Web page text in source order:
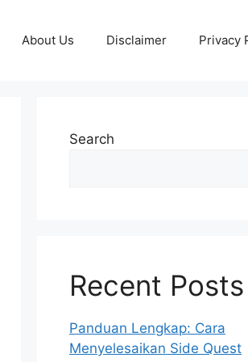
About Us Disclaimer Privacy
Search
Recent Posts
Panduan Lengkap: Cara
Menyelesaikan Side Quest